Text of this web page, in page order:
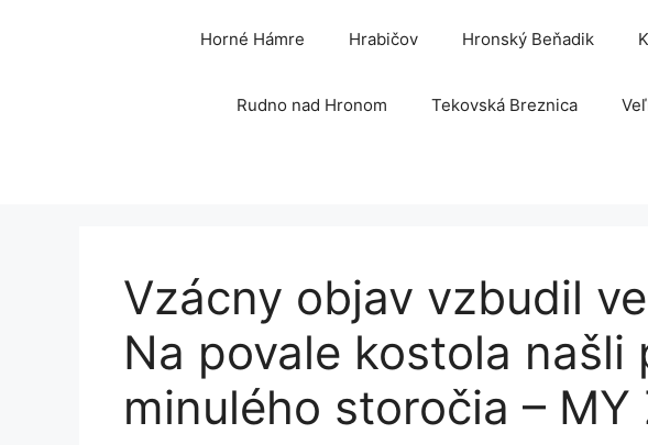
Horné Hámre Hrabičov Hronský Beňadik
Rudno nad Hronom Tekovská Breznica
Vzácny objav vzbudil
Na povale kostola našli
minulého storočia – MY